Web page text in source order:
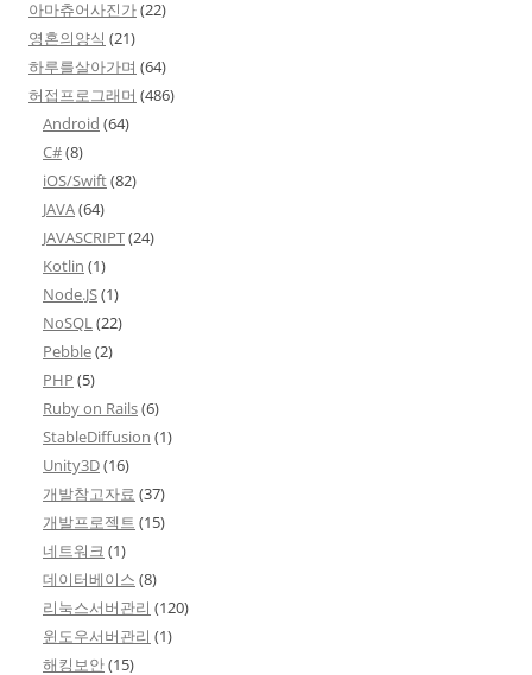
아마츄어사진가(22)
영혼의양식 (21)
하루를살아가며 (64)
허접프로그래머 (486)
Android (64)
C#(8)
iOS/Swift(82)
JAVA(64)
JAVASCRIPT(24)
Kotlin (1)
Node.JS(1)
NoSQL(22)
Pebble(2)
PHP (5)
Ruby on Rails(6)
StableDiffusion (1)
Unity3D(16)
개발참고자료 (37)
개발프로젝트 (15)
네트워크 (1)
데이터베이스 (8)
리눅스서버관리 (120)
윈도우서버관리 (1)
해킹보안(15)